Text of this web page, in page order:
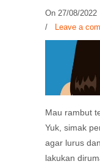
On 27/08/2022
/
Leave a
Mau rambut
Yuk, simak
agar lurus
lakukan